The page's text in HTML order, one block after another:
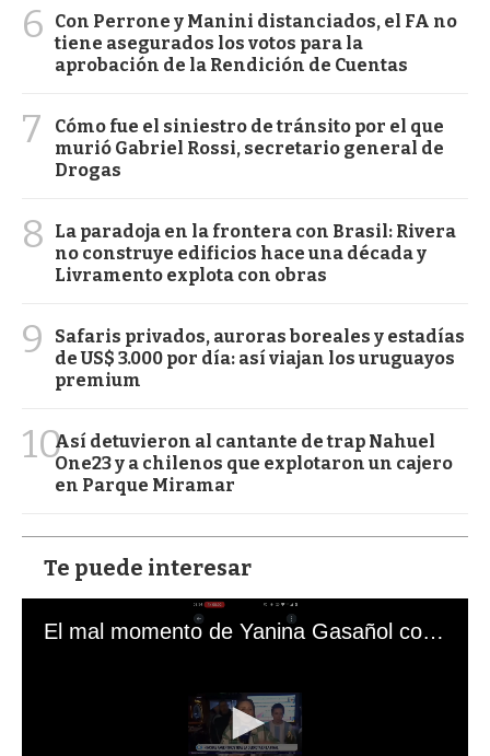
6
Con Perrone y Manini distanciados, el FA no
tiene asegurados los votos para la
aprobación de la Rendición de Cuentas
7
Cómo fue el siniestro de tránsito por el que
murió Gabriel Rossi, secretario general de
Drogas
8
La paradoja en la frontera con Brasil: Rivera
no construye edificios hace una década y
Livramento explota con obras
9
Safaris privados, auroras boreales y estadías
de US$ 3.000 por día: así viajan los uruguayos
premium
10Así detuvieron al cantante de trap Nahuel
One23 y a chilenos que explotaron un cajero
en Parque Miramar
Te puede interesar
El mal momento de Yanina Gasañol con un hincha argentino en "Subrayado"